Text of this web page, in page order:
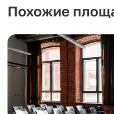
Похожие